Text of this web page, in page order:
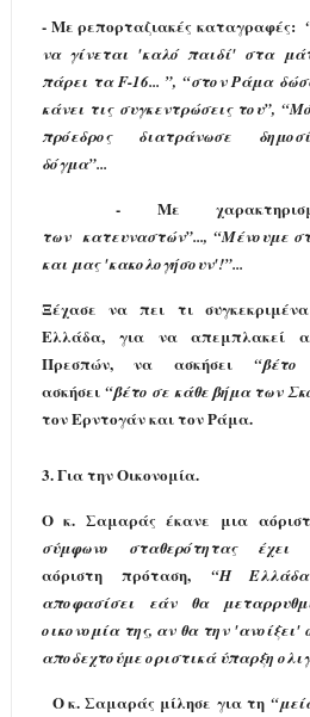
- Με ρεπορταζιακές καταγραφές:
να γίνεται 'καλό παιδί' στα
πάρει τα F-16... ”,“στον Ράμα
κάνει τις συγκεντρώσεις του”,
πρόεδρος διατράνωσε
δόγμα”...
- Με
των κατευναστών”..., “Μένουμε
και μας 'κακολογήσουν'!”...
Ξέχασε να πει τι
Ελλάδα, για να απεμπλακεί
Πρεσπών, να ασκήσει
ασκήσει“βέτο σε κάθε βήμα των
τον Ερντογάν και τον Ράμα.
3.Για την Οικονομία.
Ο κ. Σαμαράς έκανε μια
σύμφωνο σταθερότητας έχει
αόριστηπρόταση, “Η
αποφασίσει εάν θα
οικονομία της, αν θα την
αποδεχτούμε οριστικά ύπαρξη
Ο κ. Σαμαράς μίλησε για τη “